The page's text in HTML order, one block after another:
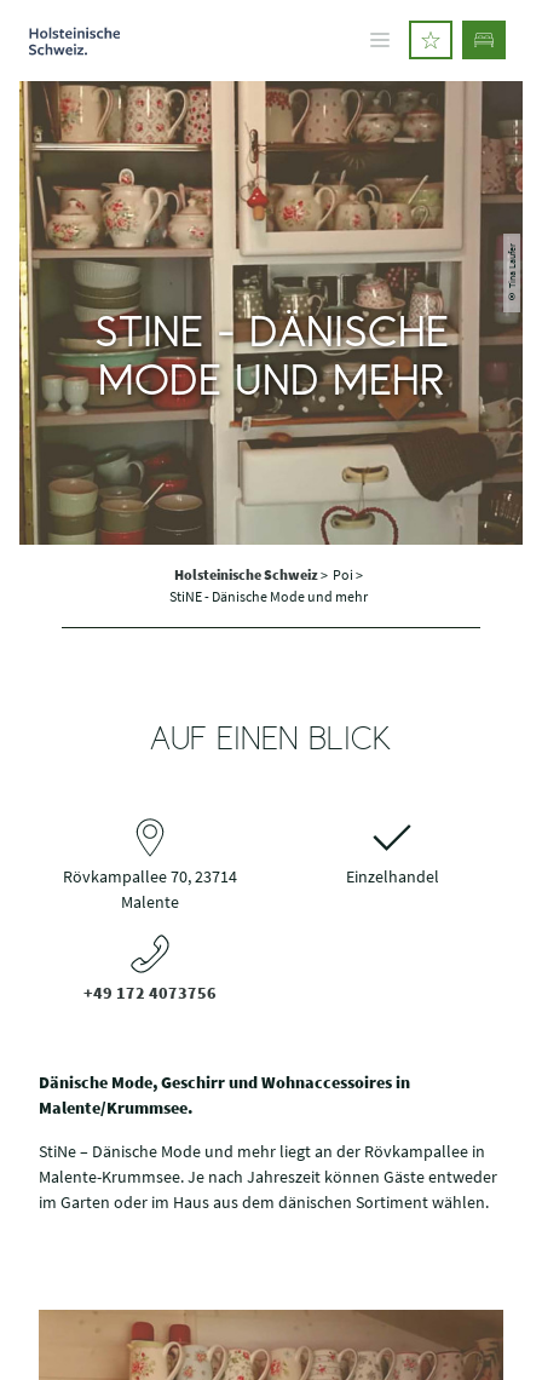
© Tina Laufer
STINE - DÄNISCHE
MODE UND MEHR
Holsteinische Schweiz> Poi >
StiNE - Dänische Mode und mehr
AUF EINEN BLICK
Rövkampallee 70, 23714
Malente
Einzelhandel
+49 172 4073756
Dänische Mode, Geschirr und Wohnaccessoires in
Malente/Krummsee.
StiNe – Dänische Mode und mehr liegt an der Rövkampallee in
Malente-Krummsee. Je nach Jahreszeit können Gäste entweder
im Garten oder im Haus aus dem dänischen Sortiment wählen.